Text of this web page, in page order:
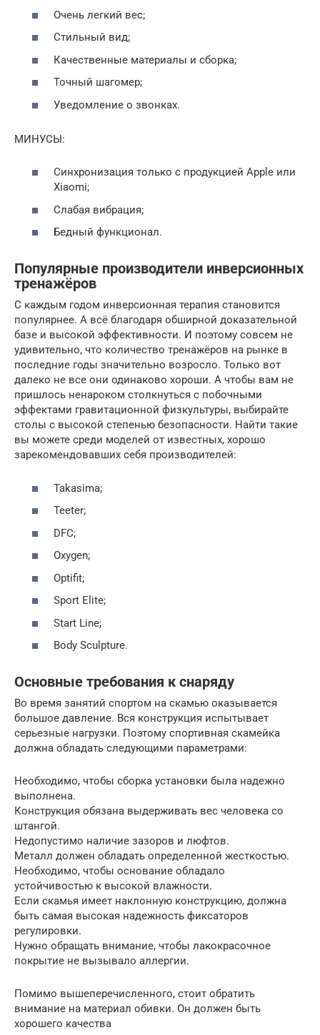
Очень легкий вес;
Стильный вид;
Качественные материалы и сборка;
Точный шагомер;
Уведомление о звонках.
МИНУСЫ:
Синхронизация только с продукцией Apple или
Xiaomi;
Слабая вибрация;
Бедный функционал.
Популярные производители инверсионных
тренажёров
С каждым годом инверсионная терапия становится
популярнее. А всё благодаря обширной доказательной
базе и высокой эффективности. И поэтому совсем не
удивительно, что количество тренажёров на рынке в
последние годы значительно возросло. Только вот
далеко не все они одинаково хороши. А чтобы вам не
пришлось ненароком столкнуться с побочными
эффектами гравитационной физкультуры, выбирайте
столы с высокой степенью безопасности. Найти такие
вы можете среди моделей от известных, хорошо
зарекомендовавших себя производителей:
Takasima;
Teeter;
DFC;
Oxygen;
Optifit;
Sport Elite;
Start Line;
Body Sculpture.
Основные требования к снаряду
Во время занятий спортом на скамью оказывается
большое давление. Вся конструкция испытывает
серьезные нагрузки. Поэтому спортивная скамейка
должна обладать следующими параметрами:
Необходимо, чтобы сборка установки была надежно
выполнена.
Конструкция обязана выдерживать вес человека со
штангой.
Недопустимо наличие зазоров и люфтов.
Металл должен обладать определенной жесткостью.
Необходимо, чтобы основание обладало
устойчивостью к высокой влажности.
Если скамья имеет наклонную конструкцию, должна
быть самая высокая надежность фиксаторов
регулировки.
Нужно обращать внимание, чтобы лакокрасочное
покрытие не вызывало аллергии.
Помимо вышеперечисленного, стоит обратить
внимание на материал обивки. Он должен быть
хорошего качества